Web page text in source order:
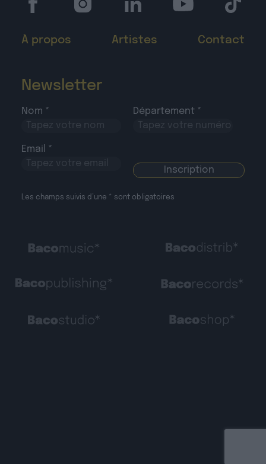
À propos Artistes Contact
Newsletter
Nom * Département *
Email *
Les champs suivis d’une * sont obligatoires